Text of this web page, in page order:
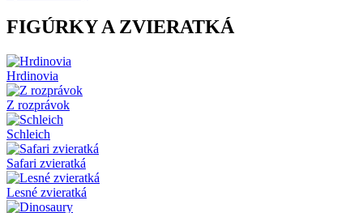
FIGÚRKY A ZVIERATKÁ
Hrdinovia
Z rozprávok
Schleich
Safari zvieratká
Lesné zvieratká